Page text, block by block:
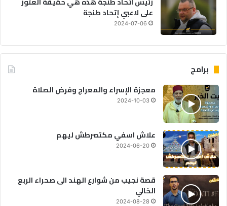
على لاعبي إتحاد طنجة
2024-07-06
برامج
معجزة الإسراء والمعراج وفرض الصلاة
2024-10-03
علاش اسفي مكتصرطش ليهم
2024-06-20
قصة نجيب من شوارع الهند الى صحراء الربع
الخالي
2024-08-28